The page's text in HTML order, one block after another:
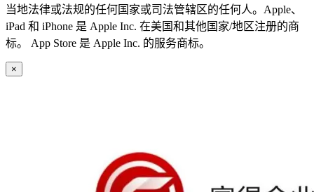
当地法律或法规的任何国家或司法管辖区的任何人。Apple、
iPad 和 iPhone 是 Apple Inc. 在美国和其他国家/地区注册的商
标。 App Store 是 Apple Inc. 的服务商标。
×